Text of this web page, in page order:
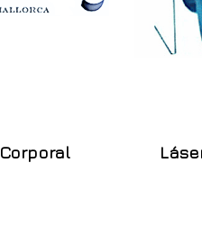
Corporal